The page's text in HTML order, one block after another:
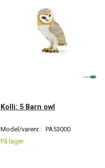
Kolli: 5 Barn owl
Model/varenr.: PA53000
På lager